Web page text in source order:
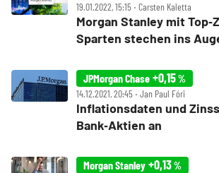
19.01.2022, 15:15 ‧ Carsten Kaletta
Morgan Stanley mit
Sparten stechen ins
JPMorgan Chase +0,15%
14.12.2021, 20:45 ‧ Jan Paul Fóri
Inflationsdaten und
Bank‑Aktien an
Morgan Stanley +0,13%